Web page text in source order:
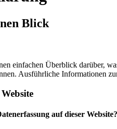
Blick
einfachen Überblick darüber,
Ausführliche Informationen
auf dieser Website?